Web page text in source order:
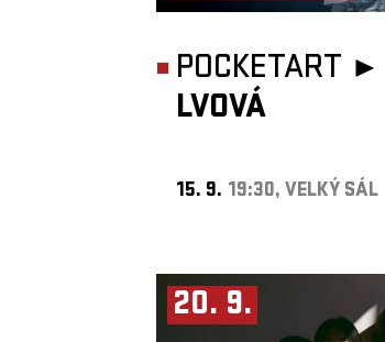
POCKETART ►
LVOVÁ
15. 9. 19:30, VELKÝ SÁL
20. 9.